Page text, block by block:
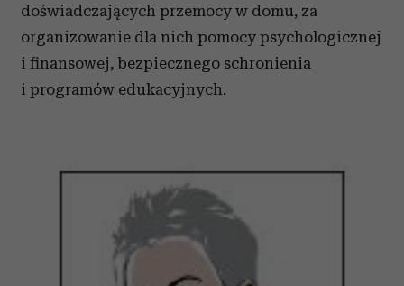
doświadczających przemocy w domu, za
organizowanie dla nich pomocy psychologicznej
i finansowej, bezpiecznego schronienia
i programów edukacyjnych.